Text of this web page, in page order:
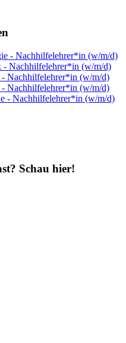
- Nachhilfelehrer*in (w/m/d)
- Nachhilfelehrer*in (w/m/d)
Nachhilfelehrer*in (w/m/d)
Nachhilfelehrer*in (w/m/d)
- Nachhilfelehrer*in (w/m/d)
Schau hier!